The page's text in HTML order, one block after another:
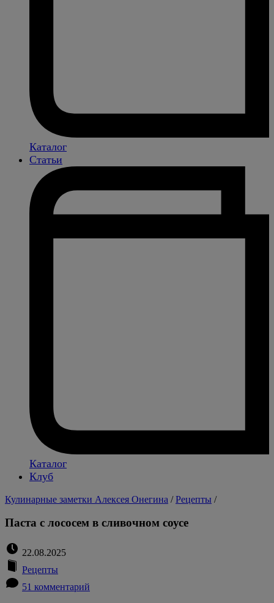
Каталог
Статьи
Каталог
Клуб
Кулинарные заметки Алексея Онегина /Рецепты /
Паста с лососем в сливочном соусе
22.08.2025
Рецепты
51 комментарий